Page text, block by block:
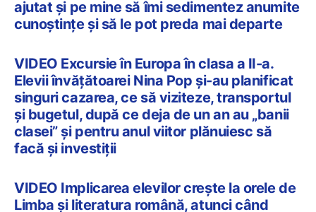
ajutat și pe mine să îmi sedimentez anumite
cunoștințe și să le pot preda mai departe
VIDEO Excursie în Europa în clasa a II-a.
Elevii învățătoarei Nina Pop și-au planificat
singuri cazarea, ce să viziteze, transportul
și bugetul, după ce deja de un an au „banii
clasei” și pentru anul viitor plănuiesc să
facă și investiții
VIDEO Implicarea elevilor crește la orele de
Limba și literatura română, atunci când